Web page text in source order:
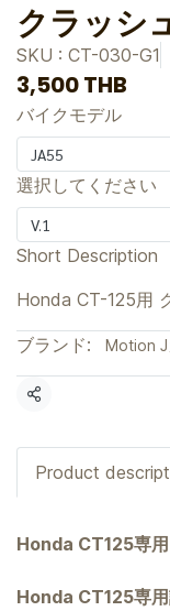
クラッシ
SKU : CT-030-G1
3,500 THB
バイクモデル
JA55
選択してください
V.1
Short Description
Honda CT-125用
ブランド: Motion J
共有
Product
Honda CT125専
Honda CT125専